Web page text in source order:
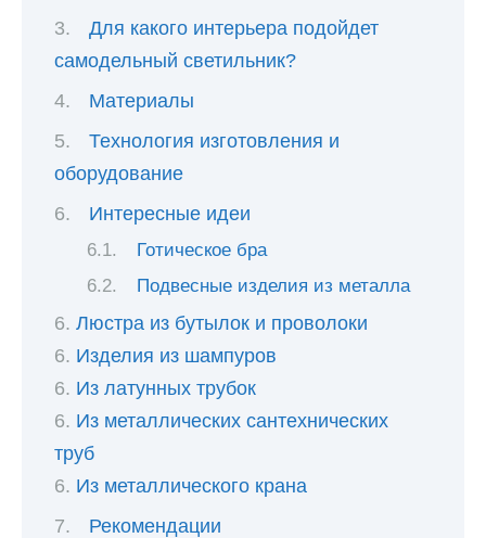
Для какого интерьера подойдет
самодельный светильник?
Материалы
Технология изготовления и
оборудование
Интересные идеи
Готическое бра
Подвесные изделия из металла
Люстра из бутылок и проволоки
Изделия из шампуров
Из латунных трубок
Из металлических сантехнических
труб
Из металлического крана
Рекомендации